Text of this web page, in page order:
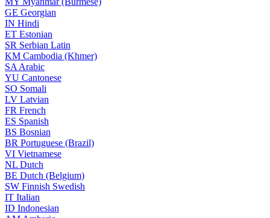
GE Georgian
IN Hindi
ET Estonian
SR Serbian Latin
KM Cambodia (Khmer)
SA Arabic
YU Cantonese
SO Somali
LV Latvian
FR French
ES Spanish
BS Bosnian
BR Portuguese (Brazil)
VI Vietnamese
NL Dutch
BE Dutch (Belgium)
SW Finnish Swedish
IT Italian
ID Indonesian